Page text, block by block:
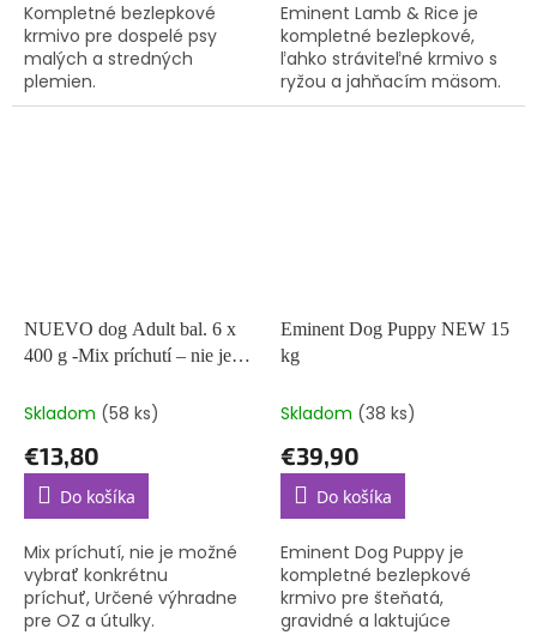
Kompletné bezlepkové
krmivo pre dospelé psy
malých a stredných
plemien.
Eminent Lamb & Rice je
kompletné bezlepkové,
ľahko stráviteľné krmivo s
ryžou a jahňacím mäsom.
NUEVO dog Adult bal. 6 x
400 g -Mix príchutí – nie je
príchuť
Skladom (58 ks)
€13,80
Do košíka
Mix príchutí, nie je možné
vybrať konkrétnu
príchuť, Určené výhradne
pre OZ a útulky.
Eminent Dog Puppy NEW 15
kg
Skladom (38 ks)
€39,90
Do košíka
Eminent Dog Puppy je
kompletné bezlepkové
krmivo pre šteňatá,
gravidné a laktujúce